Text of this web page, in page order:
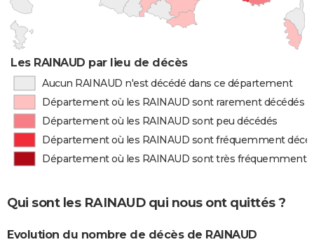
Les RAINAUD par lieu de décès
Aucun RAINAUD n'est décédé dans ce département
Département où les RAINAUD sont rarement décédés
Département où les RAINAUD sont peu décédés
Département où les RAINAUD sont fréquemment
Département où les RAINAUD sont très fréquemment
Qui sont les RAINAUD qui nous ont quittés ?
Evolution du nombre de décès de RAINAUD